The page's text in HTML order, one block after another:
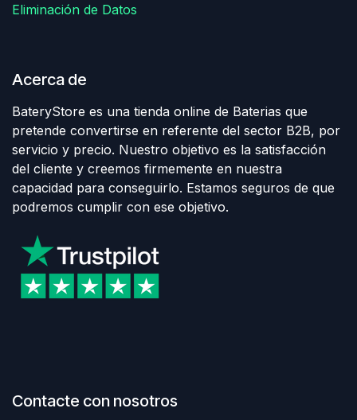
Eliminación de Datos
Acerca de
BateryStore es una tienda online de Baterias que
pretende convertirse en referente del sector B2B, por
servicio y precio. Nuestro objetivo es la satisfacción
del cliente y creemos firmemente en nuestra
capacidad para conseguirlo. Estamos seguros de que
podremos cumplir con ese objetivo.
Contacte con nosotros